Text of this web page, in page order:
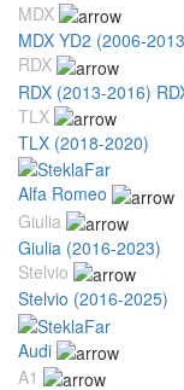
MDX
MDX YD2 (2006-
RDX
RDX (2013-2016)
TLX
TLX (2018-2020)
Alfa Romeo
Giulia
Giulia (2016-2023)
Stelvio
Stelvio (2016-2025)
Audi
A1